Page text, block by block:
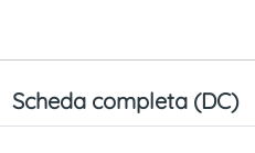
Scheda completa (DC)